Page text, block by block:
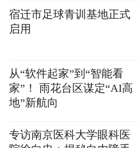
宿迁市足球青训基地正式
启用
从“软件起家”到“智能看
家”！ 雨花台区谋定“AI高
地”新航向
专访南京医科大学眼科医